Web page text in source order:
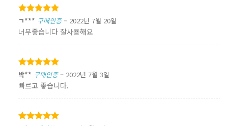
5 중에서
5 로 평가됨
ㄱ*** 구매인증 – 2022년 7월 20일
너무좋습니다 잘사용해요
5 중에서
5로 평가됨
박** 구매인증 – 2022년 7월 3일
빠르고 좋습니다.